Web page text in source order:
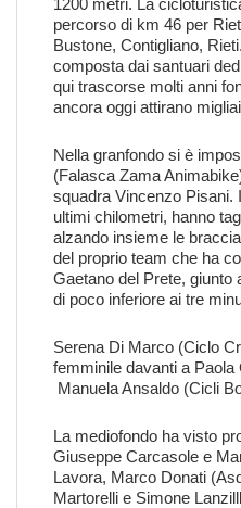
1200 metri. La
percorso di km 46 per
Bustone, Contigliano,
composta dai santuari
qui trascorse molti anni
ancora oggi attirano
Nella granfondo si è
(Falasca Zama
squadra Vincenzo Pisani.
ultimi chilometri, hanno
alzando insieme le
del proprio team che ha
Gaetano del Prete, giunto
di poco inferiore ai tre
Serena Di Marco (Ciclo
femminile davanti a Paola
Manuela Ansaldo (Cicli
La mediofondo ha visto
Giuseppe Carcasole e
Lavora, Marco Donati
Martorelli e Simone